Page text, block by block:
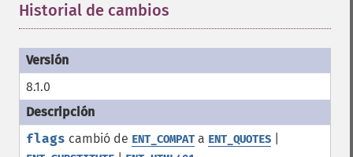
Historial de cambios
8.1.0
flags cambió de ENT_COMPAT a ENT_QUOTES